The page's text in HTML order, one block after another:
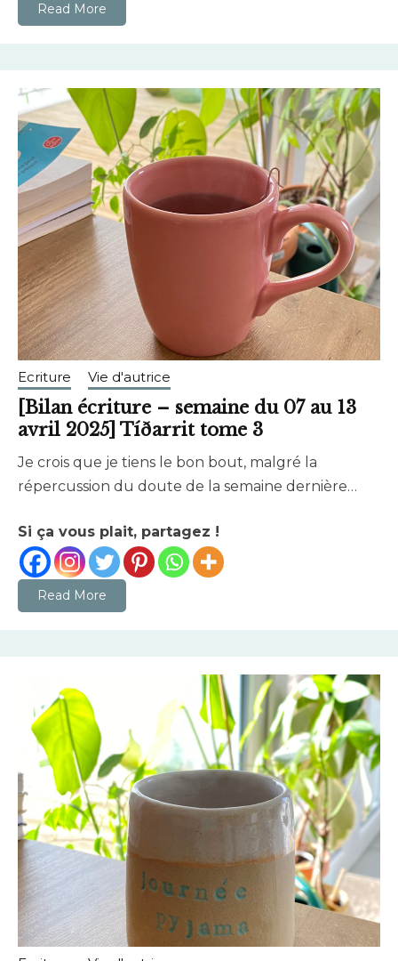
Read More
Ecriture Vie d'autrice
[Bilan écriture – semaine du 07 au 13
avril 2025] Tíðarrit tome 3
avril
brunhildtranchant@gmail.com
Je crois que je tiens le bon bout, malgré la
répercussion du doute de la semaine dernière…
Si ça vous plait, partagez !
Read More